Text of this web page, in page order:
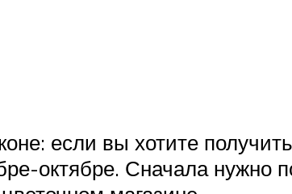
если вы хотите
октябре. Сначала нужно